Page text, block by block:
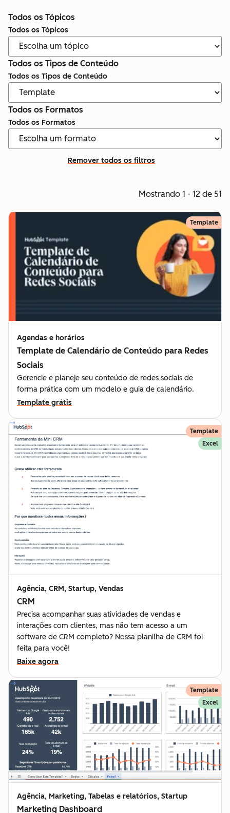
Todos os Tópicos
Todos os Tópicos
Todos os Tipos de Conteúdo
Todos os Tipos de Conteúdo
Todos os Formatos
Todos os Formatos
Remover todos os filtros
Mostrando 1 - 12 de 51
Template
Agendas e horários
Template de Calendário de Conteúdo para Redes
Sociais
Gerencie e planeje seu conteúdo de redes sociais de
forma prática com um modelo e guia de calendário.
Template grátis
Template
Excel
Agência, CRM, Startup, Vendas
CRM
Precisa acompanhar suas atividades de vendas e
interações com clientes, mas não tem acesso a um
software de CRM completo? Nossa planilha de CRM foi
feita para você!
Baixe agora
Template
Excel
Agência, Marketing, Tabelas e relatórios, Startup
Marketing Dashboard